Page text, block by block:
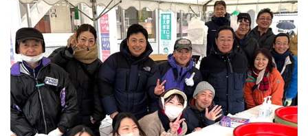
カネチョウたより
レシピ
家族を笑顔にする味噌汁の力